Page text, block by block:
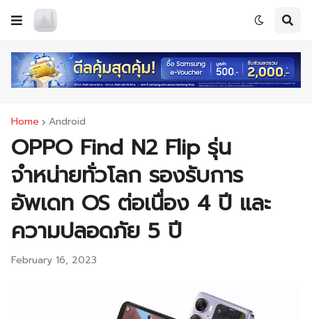
Home Android
OPPO Find N2 Flip รุ่น
จำหน่ายทั่วโลก รองรับการ
อัพเดท OS ต่อเนื่อง 4 ปี และ
ความปลอดภัย 5 ปี
February 16, 2023